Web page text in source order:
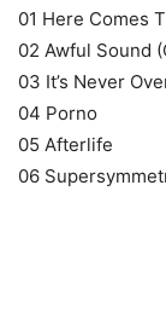
01 Here Comes
02 Awful Sound
03 It’s Never
04 Porno
05 Afterlife
06